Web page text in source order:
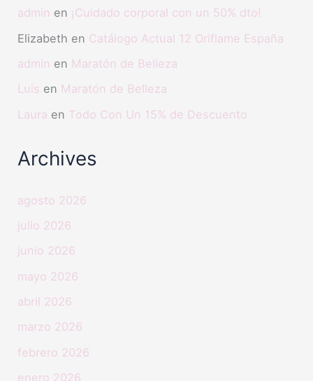
admin en ¡Cuidado corporal con un 50% dto!
Elizabeth en Catálogo Actual 12 Oriflame España
admin en Maratón de Belleza
Luis en Maratón de Belleza
Laura en Todo Con Un 15% de Descuento
Archives
agosto 2026
julio 2026
junio 2026
mayo 2026
abril 2026
marzo 2026
febrero 2026
enero 2026